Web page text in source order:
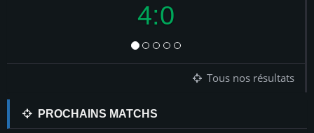
4:0
Tous nos résultats
PROCHAINS MATCHS